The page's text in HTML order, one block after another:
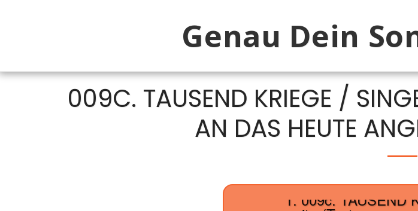
Genau Dein
009C. TAUSEND KRIEGE /
AN DAS HEUTE